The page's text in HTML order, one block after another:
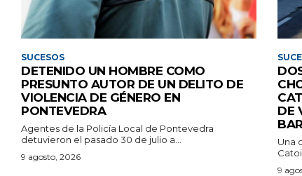
SUCESOS
DETENIDO UN HOMBRE COMO
PRESUNTO AUTOR DE UN DELITO DE
VIOLENCIA DE GÉNERO EN
PONTEVEDRA
Agentes de la Policía Local de Pontevedra
detuvieron el pasado 30 de julio a...
9 agosto, 2026
DE
Una
9